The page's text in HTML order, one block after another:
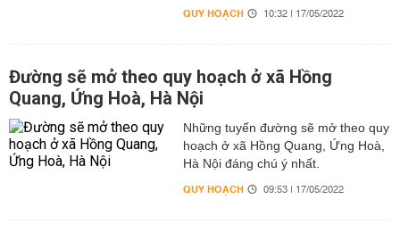
QUY HOẠCH 10:32 | 17/05/2022
Đường sẽ mở theo quy hoạch ở xã Hồng
Quang, Ứng Hoà, Hà Nội
Những tuyến đường sẽ mở theo quy
hoạch ở xã Hồng Quang, Ứng Hoà,
Hà Nội đáng chú ý nhất.
QUY HOẠCH 09:53 | 17/05/2022